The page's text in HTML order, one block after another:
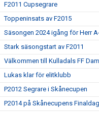
F2011 Cupsegrare
Toppeninsats av F2015
Säsongen 2024 igång för Herr
Stark säsongstart av F2011
Välkommen till Kulladals FF
Lukas klar för elitklubb
P2012 Segrare i Skånecupen
P2014 på Skånecupens Finaldag